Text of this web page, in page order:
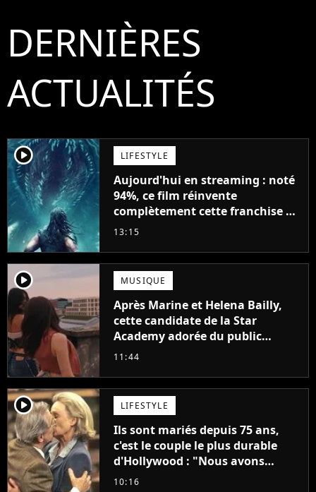
DERNIÈRES
ACTUALITÉS
player2 LIFESTYLE
Aujourd'hui en streaming : noté
94%, ce film réinvente
complètement cette franchise de
science-fiction vieille de 40 ans
13:15
player2 MUSIQUE
Après Marine et Helena Bailly,
cette candidate de la Star
Academy adorée du public
annonce son premier album,
11:44
player2 LIFESTYLE
Ils sont mariés depuis 75 ans,
c'est le couple le plus durable
d'Hollywood : "Nous avons
avancé jour après jour, et les
10:16